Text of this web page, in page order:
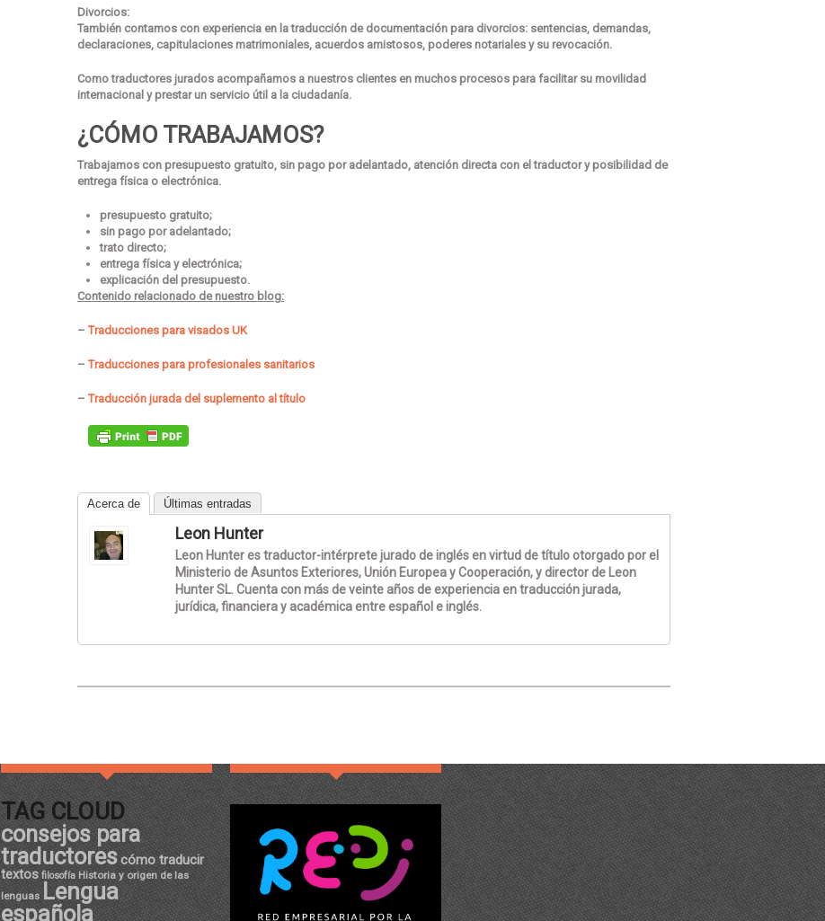
Divorcios:
También contamos con experiencia en la traducción de documentación para divorcios: sentencias, demandas,
declaraciones, capitulaciones matrimoniales, acuerdos amistosos, poderes notariales y su revocación.
Como traductores jurados acompañamos a nuestros clientes en muchos procesos para facilitar su movilidad
internacional y prestar un servicio útil a la ciudadanía.
¿CÓMO TRABAJAMOS?
Trabajamos con presupuesto gratuito, sin pago por adelantado, atención directa con el traductor y posibilidad de
entrega física o electrónica.
presupuesto gratuito;
sin pago por adelantado;
trato directo;
entrega física y electrónica;
explicación del presupuesto.
Contenido relacionado de nuestro blog:
–Traducciones para visados UK
–Traducciones para profesionales sanitarios
–Traducción jurada del suplemento al título
Acerca de Últimas entradas
Leon Hunter
Leon Hunter es traductor-intérprete jurado de inglés en virtud de título otorgado por el
Ministerio de Asuntos Exteriores, Unión Europea y Cooperación, y director de Leon
Hunter SL. Cuenta con más de veinte años de experiencia en traducción jurada,
jurídica, financiera y académica entre español e inglés.
TAG CLOUD
consejos para
traductorescómo traducir
textos filosofía Historia y origen de las
lenguas Lengua
española